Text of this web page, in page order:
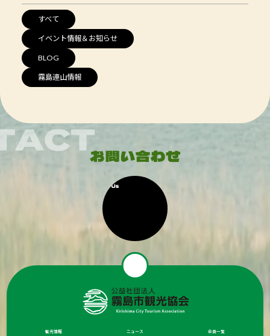
すべて
イベント情報＆お知らせ
BLOG
霧島連山情報
観光情報 ニュース 会員一覧